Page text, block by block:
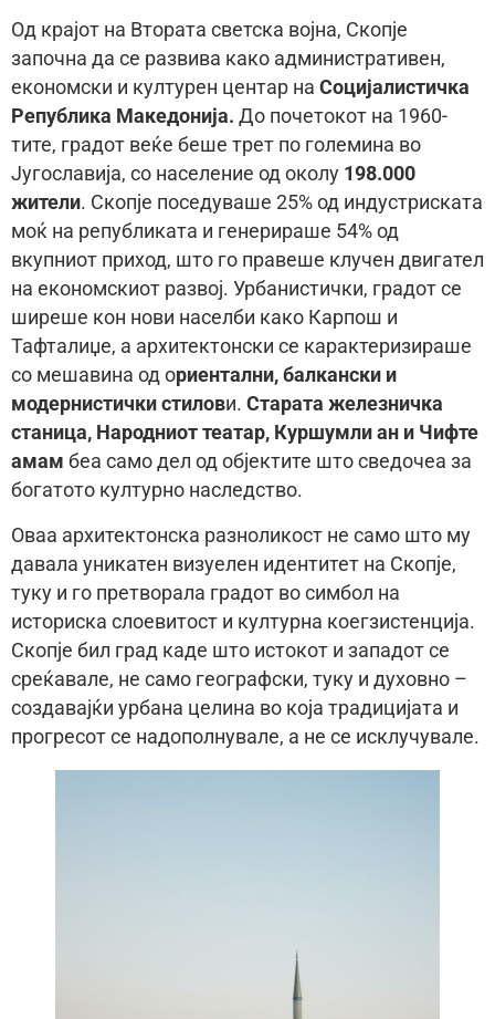
Од крајот на Втората светска војна, Скопје
започна да се развива како административен,
економски и културен центар на Социјалистичка
Република Македонија. До почетокот на 1960-
тите, градот веќе беше трет по големина во
Југославија, со население од околу 198.000
жители. Скопје поседуваше 25% од индустриската
моќ на републиката и генерираше 54% од
вкупниот приход, што го правеше клучен двигател
на економскиот развој. Урбанистички, градот се
ширеше кон нови населби како Карпош и
Тафталиџе, а архитектонски се карактеризираше
со мешавина од ориентални, балкански и
модернистички стилови. Старата железничка
станица, Народниот театар, Куршумли ан и Чифте
амам беа само дел од објектите што сведочеа за
богатото културно наследство.
Оваа архитектонска разноликост не само што му
давала уникатен визуелен идентитет на Скопје,
туку и го претворала градот во симбол на
историска слоевитост и културна коегзистенција.
Скопје бил град каде што истокот и западот се
среќавале, не само географски, туку и духовно –
создавајќи урбана целина во која традицијата и
прогресот се надополнувале, а не се исклучувале.